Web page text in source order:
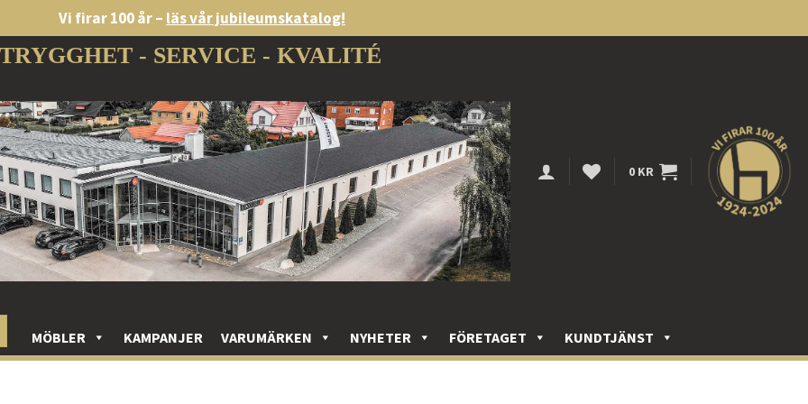
Vi firar 100 år – läs vår jubileumskatalog!
TRYGGHET - SERVICE - KVALITÉ
0 KR
MÖBLER KAMPANJER VARUMÄRKEN NYHETER FÖRETAGET KUNDTJÄNST